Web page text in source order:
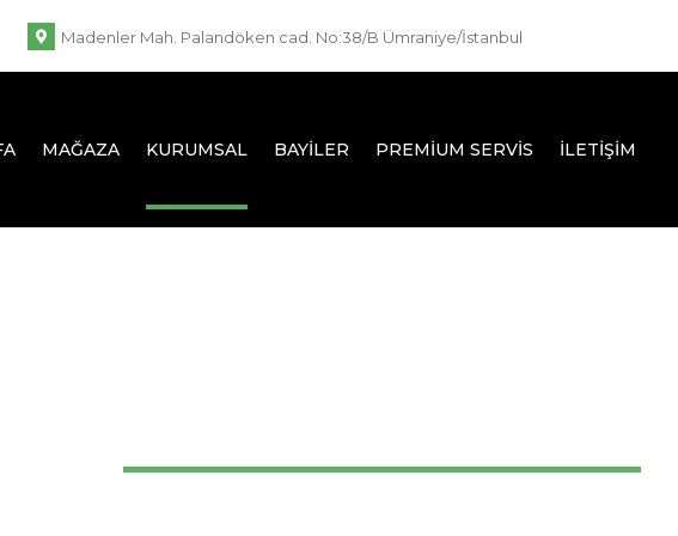
Madenler Mah. Palandöken cad. No:38/B Ümraniye/İstanbul
MAĞAZA KURUMSAL BAYILER PREMIUM SERVIS İLETIŞIM